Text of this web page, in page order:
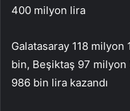
400 milyon lira
Galatasaray 118
bin, Beşiktaş 97
986 bin lira kazandı